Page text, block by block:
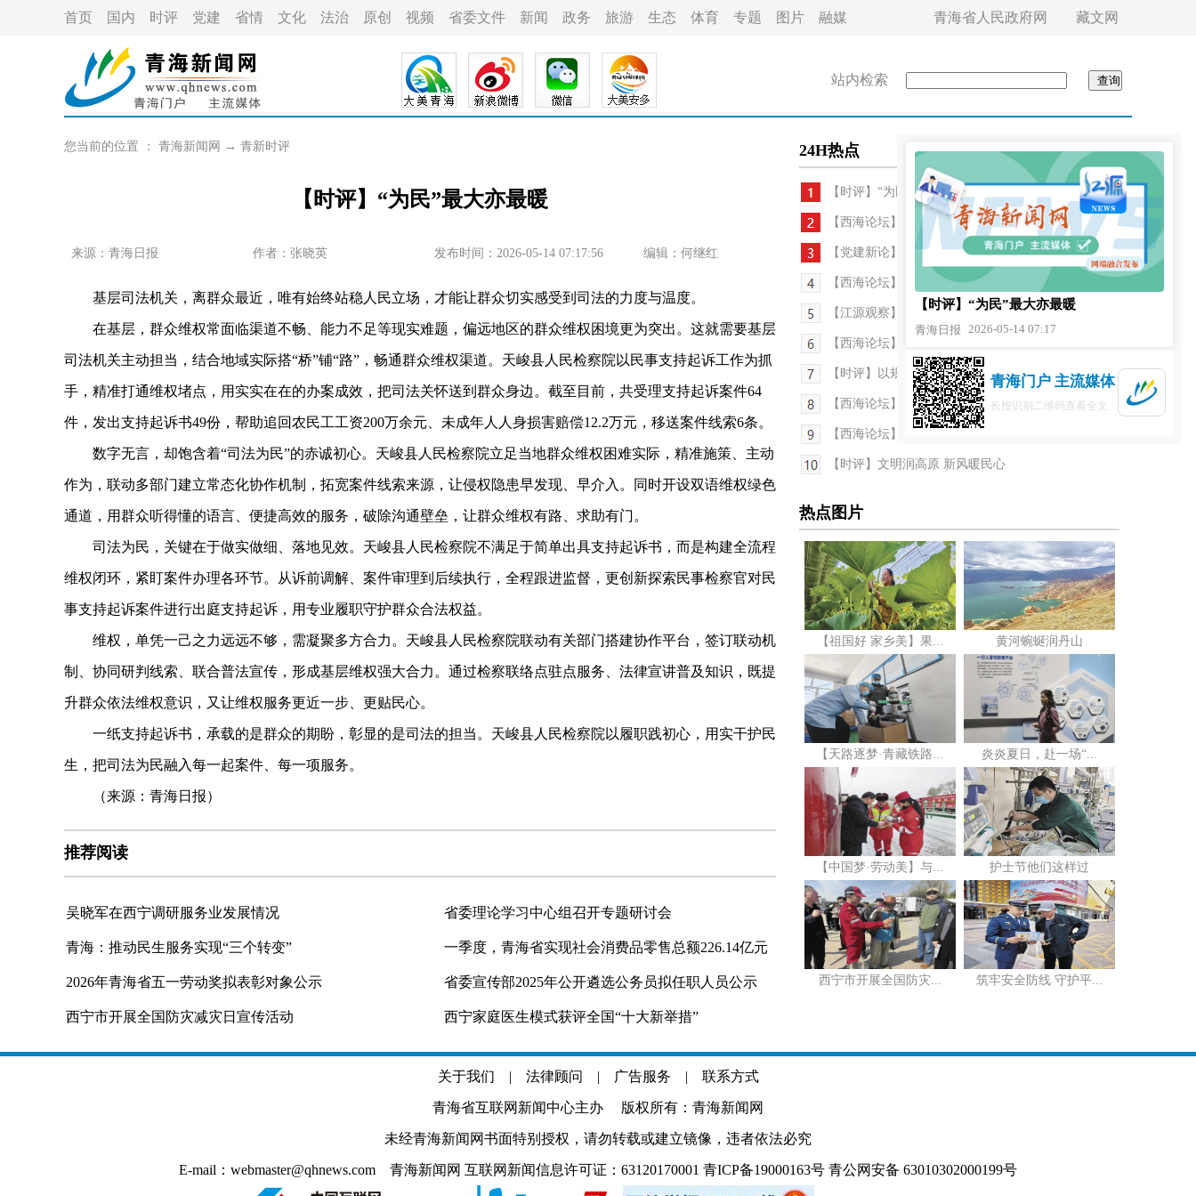
首页 国内 时评 党建 省情 文化 法治 原创 视频 省委文件 新闻 政务 旅游 生态 体育 专题 图片 融媒 青海省人民政府网 藏文网
站内检索
您当前的位置 ： 青海新闻网 → 青新时评
【时评】“为民”最大亦最暖
来源：青海日报 作者： 张晓英 发布时间：2026-05-14 07:17:56 编辑：何继红
基层司法机关，离群众最近，唯有始终站稳人民立场，才能让群众切实感受到司法的力度与温度。
在基层，群众维权常面临渠道不畅、能力不足等现实难题，偏远地区的群众维权困境更为突出。这就需要基层
司法机关主动担当，结合地域实际搭“桥”铺“路”，畅通群众维权渠道。天峻县人民检察院以民事支持起诉工作为抓
手，精准打通维权堵点，用实实在在的办案成效，把司法关怀送到群众身边。截至目前，共受理支持起诉案件64
件，发出支持起诉书49份，帮助追回农民工工资200万余元、未成年人人身损害赔偿12.2万元，移送案件线索6条。
数字无言，却饱含着“司法为民”的赤诚初心。天峻县人民检察院立足当地群众维权困难实际，精准施策、主动
作为，联动多部门建立常态化协作机制，拓宽案件线索来源，让侵权隐患早发现、早介入。同时开设双语维权绿色
通道，用群众听得懂的语言、便捷高效的服务，破除沟通壁垒，让群众维权有路、求助有门。
司法为民，关键在于做实做细、落地见效。天峻县人民检察院不满足于简单出具支持起诉书，而是构建全流程
维权闭环，紧盯案件办理各环节。从诉前调解、案件审理到后续执行，全程跟进监督，更创新探索民事检察官对民
事支持起诉案件进行出庭支持起诉，用专业履职守护群众合法权益。
维权，单凭一己之力远远不够，需凝聚多方合力。天峻县人民检察院联动有关部门搭建协作平台，签订联动机
制、协同研判线索、联合普法宣传，形成基层维权强大合力。通过检察联络点驻点服务、法律宣讲普及知识，既提
升群众依法维权意识，又让维权服务更近一步、更贴民心。
一纸支持起诉书，承载的是群众的期盼，彰显的是司法的担当。天峻县人民检察院以履职践初心，用实干护民
生，把司法为民融入每一起案件、每一项服务。
（来源：青海日报）
推荐阅读
吴晓军在西宁调研服务业发展情况 省委理论学习中心组召开专题研讨会
青海：推动民生服务实现“三个转变” 一季度，青海省实现社会消费品零售总额226.14亿元
2026年青海省五一劳动奖拟表彰对象公示 省委宣传部2025年公开遴选公务员拟任职人员公示
西宁市开展全国防灾减灾日宣传活动 西宁家庭医生模式获评全国“十大新举措”
24H热点
【时评】“为民”最大亦最暖
【西海论坛】让民法典成为发展的“压舱石”
【党建新论】以习惯之养成，固作风之长效
【西海论坛】赛场内外活力足 青超联赛绘新篇
【江源观察】矩阵成势 引擎自“燃”
【西海论坛】多做“里子”工程 方显为民初心
【时评】以规范化行政执法筑牢青海法治政府建设根基
【西海论坛】最美的风采是奋斗
【西海论坛】靠实干，“不可能”的土地上种出“可...
【时评】文明润高原 新风暖民心
热点图片
【祖国好 家乡美】果... 黄河蜿蜒润丹山
【天路逐梦·青藏铁路... 炎炎夏日，赴一场“...
【中国梦·劳动美】与... 护士节他们这样过
西宁市开展全国防灾... 筑牢安全防线 守护平...
关于我们 | 法律顾问 | 广告服务 | 联系方式
青海省互联网新闻中心主办 版权所有：青海新闻网
未经青海新闻网书面特别授权，请勿转载或建立镜像，违者依法必究
E-mail：webmaster@qhnews.com 青海新闻网 互联网新闻信息许可证：63120170001 青ICP备19000163号 青公网安备 63010302000199号
【时评】“为民”最大亦最暖
青海日报 2026-05-14 07:17
青海门户 主流媒体
长按识别二维码查看全文